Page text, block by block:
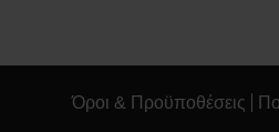
Όροι & Προϋποθέσεις